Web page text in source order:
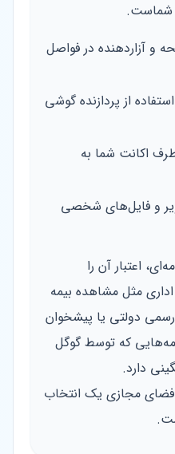
شماست.
و آزاردهنده در فواصل
از پردازنده گوشی
اکانت شما به
و فایل‌های شخصی
اعتبار آن را
مثل مشاهده بیمه
دولتی یا پیشخوان
که توسط گوگل
دارد.
در فضای مجازی یک انتخاب